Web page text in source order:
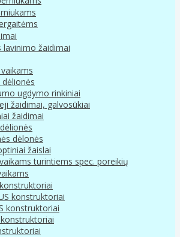
lavinimo žaidimai
dėlionės
ugdymo rinkiniai
žaidimai, galvosūkiai
žaidimai
dėlonės
žaislai
turintiems spec. poreikių
konstruktoriai
konstruktoriai